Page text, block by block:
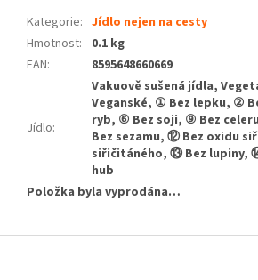
Kategorie: Jídlo nejen na cesty
Hmotnost:
0.1 kg
EAN: 8595648660669
Jídlo:
Vakuově sušená jídla,
Veganské, ① Bez lepku, ②
ryb, ⑥ Bez soji, ⑨ Bez
Bez sezamu, ⑫ Bez oxidu
siřičitáného, ⑬ Bez lupiny,
hub
Položka byla vyprodána…